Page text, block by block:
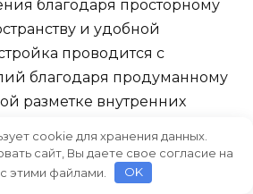
благодаря просторному
и удобной
проводится с
благодаря продуманному
разметке внутренних
вниманием к деталям:
cookie для хранения данных.
сайт, Вы даете свое согласие на
этими файлами.
OK